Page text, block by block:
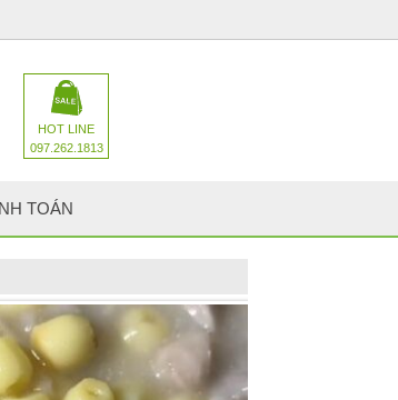
HOT LINE
097.262.1813
TOÁN